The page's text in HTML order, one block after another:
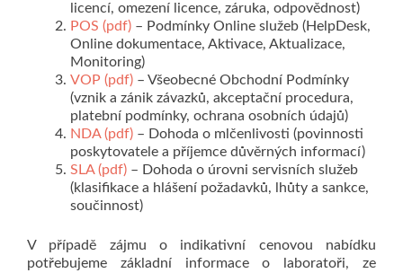
licencí, omezení licence, záruka, odpovědnost)
POS (pdf) – Podmínky Online služeb (HelpDesk,
Online dokumentace, Aktivace, Aktualizace,
Monitoring)
VOP (pdf) – Všeobecné Obchodní Podmínky
(vznik a zánik závazků, akceptační procedura,
platební podmínky, ochrana osobních údajů)
NDA (pdf) – Dohoda o mlčenlivosti (povinnosti
poskytovatele a příjemce důvěrných informací)
SLA (pdf) – Dohoda o úrovni servisních služeb
(klasifikace a hlášení požadavků, lhůty a sankce,
součinnost)
V případě zájmu o indikativní cenovou nabídku
potřebujeme základní informace o laboratoři, ze